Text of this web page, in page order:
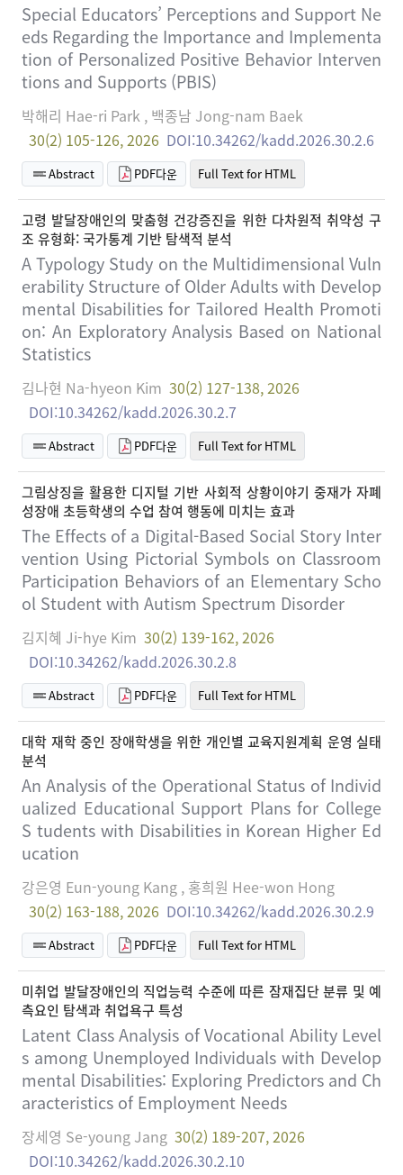
Special Educators’ Perceptions and Support Ne
eds Regarding the Importance and Implementa
tion of Personalized Positive Behavior Interven
tions and Supports (PBIS)
박해리 Hae-ri Park , 백종남 Jong-nam Baek
30(2) 105-126, 2026 DOI:10.34262/kadd.2026.30.2.6
Abstract PDF다운 Full Text for HTML
고령 발달장애인의 맞춤형 건강증진을 위한 다차원적 취약성 구
조 유형화: 국가통계 기반 탐색적 분석
A Typology Study on the Multidimensional Vuln
erability Structure of Older Adults with Develop
mental Disabilities for Tailored Health Promoti
on: An Exploratory Analysis Based on National
Statistics
김나현 Na-hyeon Kim 30(2) 127-138, 2026
DOI:10.34262/kadd.2026.30.2.7
Abstract PDF다운 Full Text for HTML
그림상징을 활용한 디지털 기반 사회적 상황이야기 중재가 자폐
성장애 초등학생의 수업 참여 행동에 미치는 효과
The Effects of a Digital-Based Social Story Inter
vention Using Pictorial Symbols on Classroom
Participation Behaviors of an Elementary Scho
ol Student with Autism Spectrum Disorder
김지혜 Ji-hye Kim 30(2) 139-162, 2026
DOI:10.34262/kadd.2026.30.2.8
Abstract PDF다운 Full Text for HTML
대학 재학 중인 장애학생을 위한 개인별 교육지원계획 운영 실태
분석
An Analysis of the Operational Status of Individ
ualized Educational Support Plans for College
S tudents with Disabilities in Korean Higher Ed
ucation
강은영 Eun-young Kang , 홍희원 Hee-won Hong
30(2) 163-188, 2026 DOI:10.34262/kadd.2026.30.2.9
Abstract PDF다운 Full Text for HTML
미취업 발달장애인의 직업능력 수준에 따른 잠재집단 분류 및 예
측요인 탐색과 취업욕구 특성
Latent Class Analysis of Vocational Ability Level
s among Unemployed Individuals with Develop
mental Disabilities: Exploring Predictors and Ch
aracteristics of Employment Needs
장세영 Se-young Jang 30(2) 189-207, 2026
DOI:10.34262/kadd.2026.30.2.10